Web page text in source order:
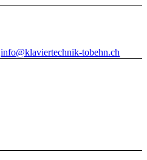
info@klaviertechnik-tobehn.ch